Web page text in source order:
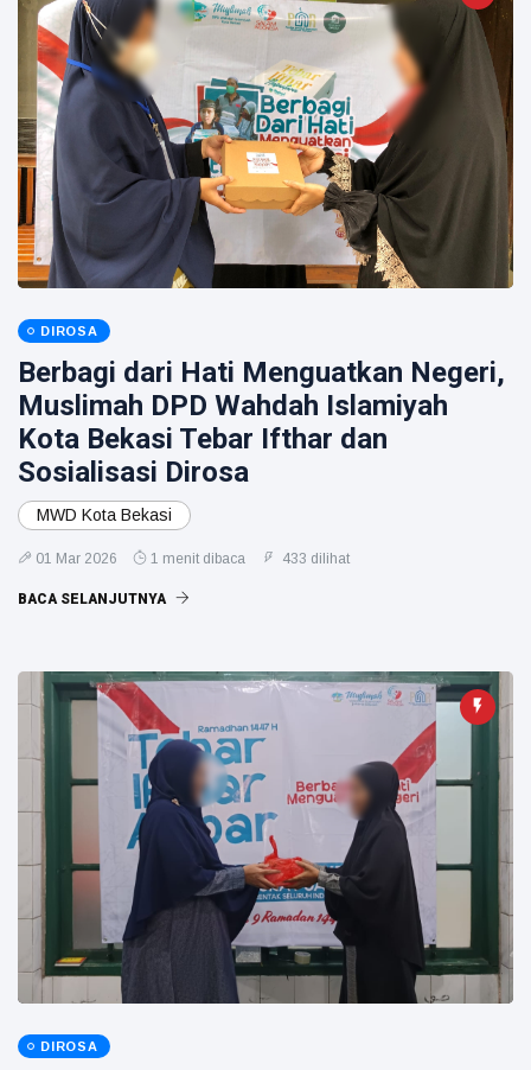
DIROSA
Berbagi dari Hati Menguatkan Negeri,
Muslimah DPD Wahdah Islamiyah
Kota Bekasi Tebar Ifthar dan
Sosialisasi Dirosa
MWD Kota Bekasi
01 Mar 2026 1 menit dibaca 433 dilihat
BACA SELANJUTNYA
DIROSA